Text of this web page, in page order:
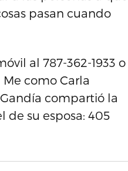
pasan cuando
al 787-362-1933 o
como Carla
compartió la
su esposa: 405